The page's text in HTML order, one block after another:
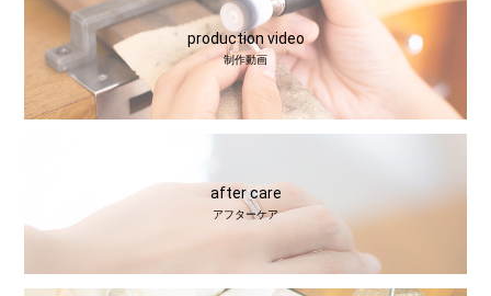
production video
制作動画
after care
アフターケア